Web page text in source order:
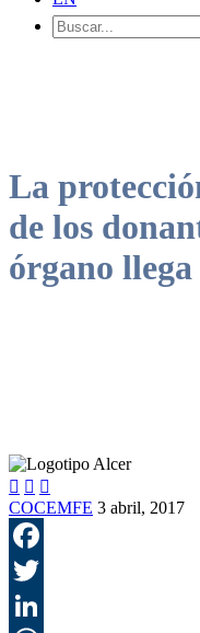
La
de los
órgano
  
COCEMFE 3 abril, 2017